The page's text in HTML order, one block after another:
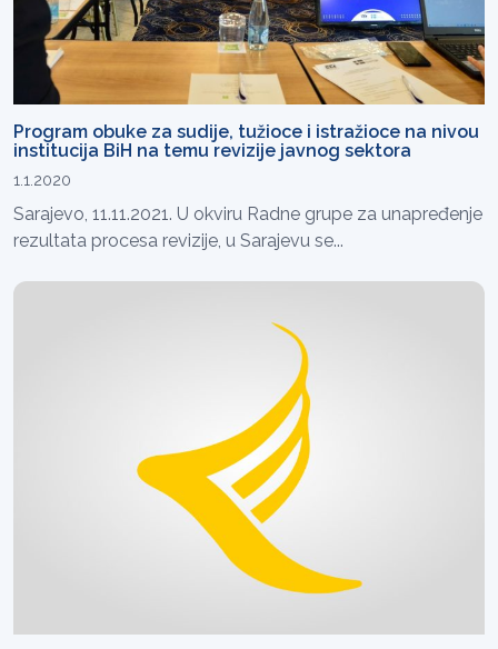
Program obuke za sudije, tužioce i istražioce na nivou
institucija BiH na temu revizije javnog sektora
1.1.2020
Sarajevo, 11.11.2021. U okviru Radne grupe za unapređenje
rezultata procesa revizije, u Sarajevu se...